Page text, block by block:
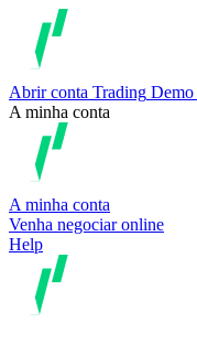
Abrir conta Trading Demo
A minha conta
A minha conta
Venha negociar online
Help